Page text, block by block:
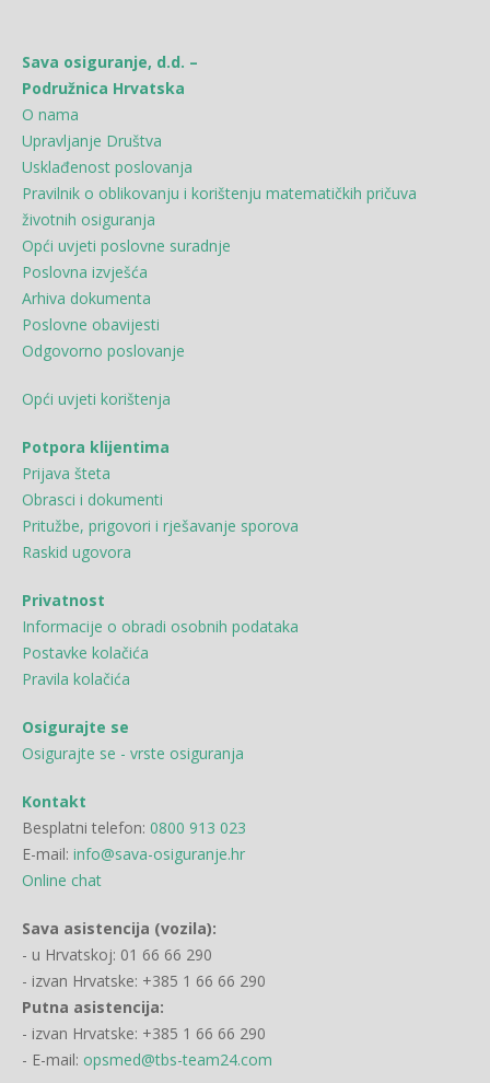
Sava osiguranje, d.d. –
Podružnica Hrvatska
O nama
Upravljanje Društva
Usklađenost poslovanja
Pravilnik o oblikovanju i korištenju matematičkih pričuva
životnih osiguranja
Opći uvjeti poslovne suradnje
Poslovna izvješća
Arhiva dokumenta
Poslovne obavijesti
Odgovorno poslovanje
Opći uvjeti korištenja
Potpora klijentima
Prijava šteta
Obrasci i dokumenti
Pritužbe, prigovori i rješavanje sporova
Raskid ugovora
Privatnost
Informacije o obradi osobnih podataka
Postavke kolačića
Pravila kolačića
Osigurajte se
Osigurajte se - vrste osiguranja
Kontakt
Besplatni telefon: 0800 913 023
E-mail: info@sava-osiguranje.hr
Online chat
Sava asistencija (vozila):
- u Hrvatskoj: 01 66 66 290
- izvan Hrvatske: +385 1 66 66 290
Putna asistencija:
- izvan Hrvatske: +385 1 66 66 290
- E-mail: opsmed@tbs-team24.com